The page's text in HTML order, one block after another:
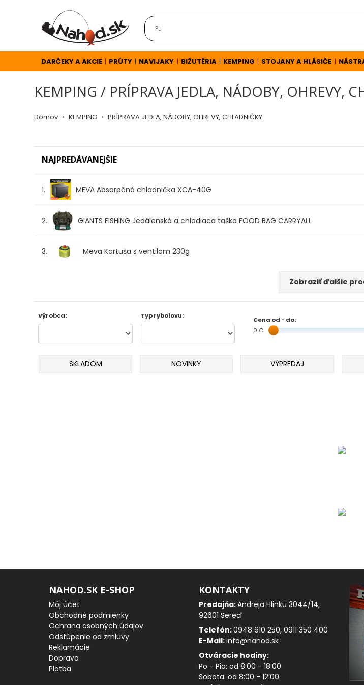
DARČEKY A AKCIE | PRÚTY | NAVIJAKY | BIŽUTÉRIA | KEMPING | STOJANY A HLÁSIČE |
KEMPING / PRÍPRAVA JEDLA, NÁDOBY, OHREVY,
Domov KEMPING PRÍPRAVA JEDLA, NÁDOBY, OHREVY, CHLADNIČKY
NAJPREDÁVANEJŠIE
1. MEVA Absorpčná chladnička XCA-40G
2. GIANTS FISHING Jedálenská a chladiaca taška FOOD BAG CARRYALL
3. Meva Kartuša s ventilom 230g
Zobraziť ďalšie
Výrobca: Typ rybolovu:
Cena od - do:
0 €
SKLADOM NOVINKY VÝPREDAJ
NAHOD.SK E-SHOP
Môj účet
Obchodné podmienky
Ochrana osobných údajov
Odstúpenie od zmluvy
Reklamácie
Doprava
Platba
KONTAKTY
Predajňa:Andreja Hlinku 3044/14,
92601 Sereď
Telefón:0948 610 250, 0911 350 400
E-Mail:info@nahod.sk
Otváracie hodiny:
Po - Pia: od 8:00 - 18:00
Sobota: od 8:00 - 12:00
A
Odporúčame
Darčeky
AKCIOVÝ
CAMPING
PRÍVLAČOVÉ